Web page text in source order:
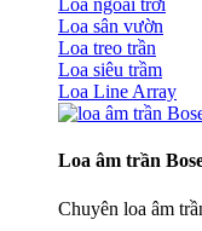
Loa ngoài trời
Loa sân vườn
Loa treo trần
Loa siêu trầm
Loa Line Array
Loa âm trần
Chuyên loa âm